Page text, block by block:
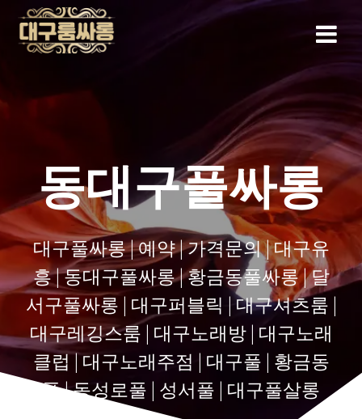
동대구풀싸롱
대구풀싸롱 | 예약 | 가격문의 | 대구유
흥 | 동대구풀싸롱 | 황금동풀싸롱 | 달
서구풀싸롱 | 대구퍼블릭 | 대구셔츠룸 |
대구레깅스룸 | 대구노래방 | 대구노래
클럽 | 대구노래주점 | 대구풀 | 황금동
풀 | 동성로풀 | 성서풀 | 대구풀살롱